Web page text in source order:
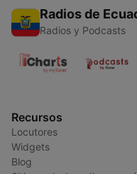
Radios de
Radios y Podcasts
Recursos
Locutores
Widgets
Blog